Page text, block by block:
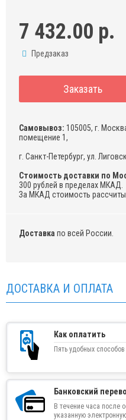
7 432.00 р.
Предзаказ
Заказать
Самовывоз: 105005, г.
помещение 1,
г. Санкт-Петербург, ул.
Стоимость доставки по
300 рублей в пределах МКАД.
За МКАД стоимость
Доставка по всей России.
ДОСТАВКА И ОПЛАТА
Как оплатить
Пять удобных
Банковский
В течение часа после
указанную